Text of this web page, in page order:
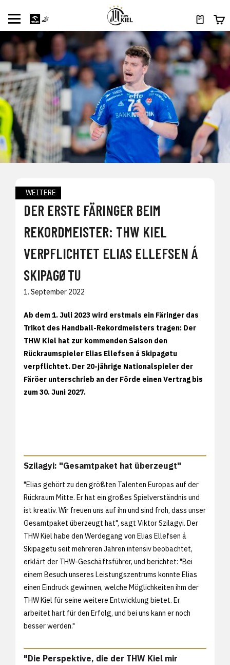
WEITERE
DER ERSTE FÄRINGER BEIM
REKORDMEISTER: THW KIEL
VERPFLICHTET ELIAS ELLEFSEN Á
SKIPAGØTU
1. September 2022
Ab dem 1. Juli 2023 wird erstmals ein Färinger das
Trikot des Handball-Rekordmeisters tragen: Der
THW Kiel hat zur kommenden Saison den
Rückraumspieler Elias Ellefsen á Skipagøtu
verpflichtet. Der 20-jährige Nationalspieler der
Färöer unterschrieb an der Förde einen Vertrag bis
zum 30. Juni 2027.
Szilagyi: "Gesamtpaket hat überzeugt"
"Elias gehört zu den größten Talenten Europas auf der
Rückraum Mitte. Er hat ein großes Spielverständnis und
ist kreativ. Wir freuen uns auf ihn und sind froh, dass unser
Gesamtpaket überzeugt hat", sagt Viktor Szilagyi. Der
THW Kiel habe den Werdegang von Elias Ellefsen á
Skipagøtu seit mehreren Jahren intensiv beobachtet,
erklärt der THW-Geschäftsführer, und berichtet: "Bei
einem Besuch unseres Leistungszentrums konnte Elias
einen Eindruck gewinnen, welche Möglichkeiten ihm der
THW Kiel für seine weitere Entwicklung bietet. Er
arbeitet hart für den Erfolg, und bei uns kann er noch
besser werden."
"Die Perspektive, die der THW Kiel mir